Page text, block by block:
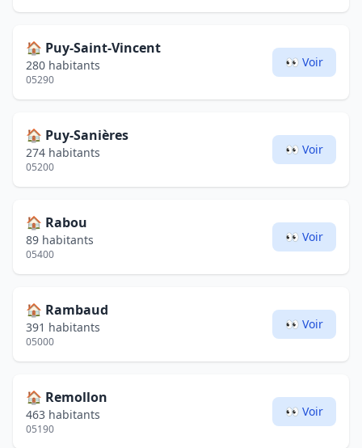
🏠 Puy-Saint-Vincent
280 habitants
05290
👀 Voir
🏠 Puy-Sanières
274 habitants
05200
👀 Voir
🏠 Rabou
89 habitants
05400
👀 Voir
🏠 Rambaud
391 habitants
05000
👀 Voir
🏠 Remollon
463 habitants
05190
👀 Voir